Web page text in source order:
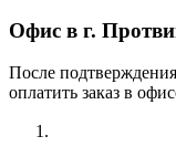
Офис в г.
После
оплатить заказ в